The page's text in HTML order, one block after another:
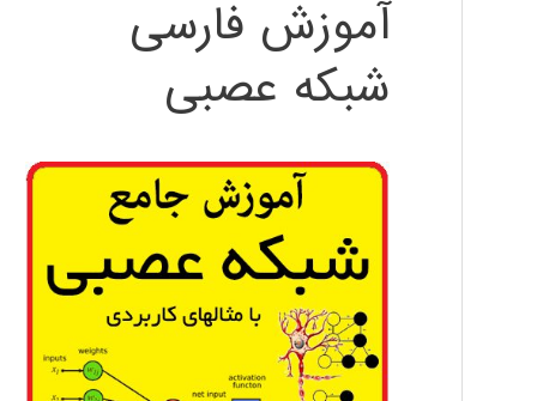
آموزش فارسی
شبکه عصبی